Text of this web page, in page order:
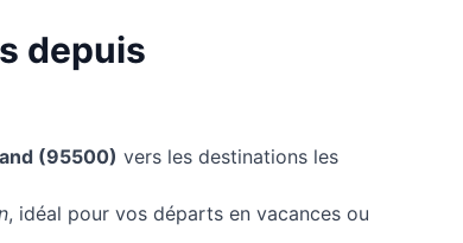
depuis
(95500) vers les destinations les
, idéal pour vos départs en vacances ou